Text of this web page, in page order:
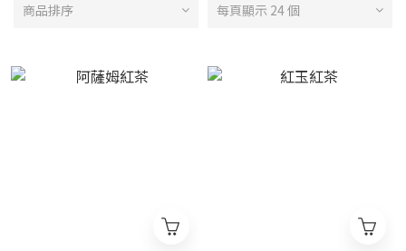
商品排序 每頁顯示 24 個